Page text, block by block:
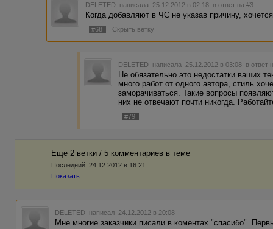
DELETED написала 25.12.2012 в 02:18 в ответ на #3
Когда добавляют в ЧС не указав причину,
#68 Скрыть ветку
DELETED написала 25.12.2012 в 03:08 в ответ
Не обязательно это недостатки ваших
много работ от одного автора, стиль
заморачиваться. Такие вопросы
них не отвечают почти никогда.
#79
Еще 2 ветки / 5 комментариев в темe
Последний: 24.12.2012 в 16:21
Показать
DELETED написал 24.12.2012 в 20:08
Мне многие заказчики писали в коментах "спасибо".